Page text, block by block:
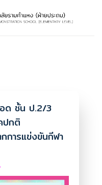
ด ชั้น ป.2/3
ปกติ
การแข่งขันกีฬา